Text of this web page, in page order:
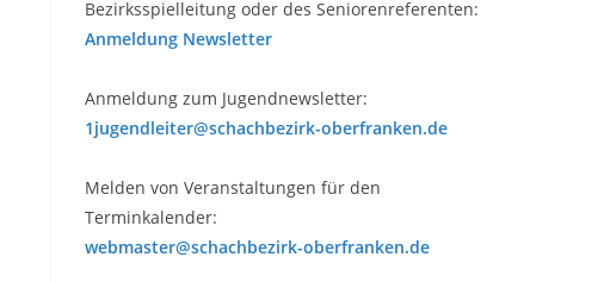
Bezirksspielleitung oder des Seniorenreferenten:
Anmeldung Newsletter
Anmeldung zum Jugendnewsletter:
1jugendleiter@schachbezirk-oberfranken.de
Melden von Veranstaltungen für den
Terminkalender:
webmaster@schachbezirk-oberfranken.de